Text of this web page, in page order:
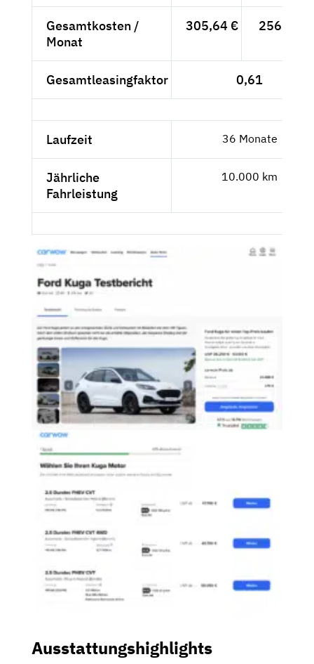
Gesamtkosten /
Monat
305,64 € 256,84 €
Gesamtleasingfaktor 0,61
Laufzeit 36 Monate
Jährliche
Fahrleistung
10.000 km
Ausstattungshighlights